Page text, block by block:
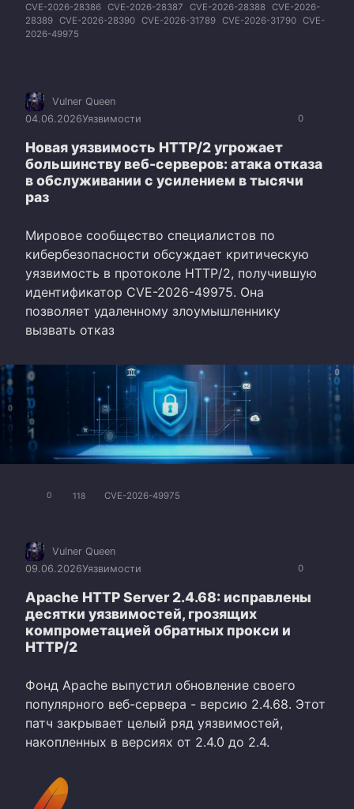
CVE-2026-28386 CVE-2026-28387 CVE-2026-28388 CVE-2026-
28389 CVE-2026-28390 CVE-2026-31789 CVE-2026-31790 CVE-
2026-49975
0
Vulner Queen
04.06.2026Уязвимости
Новая уязвимость HTTP/2 угрожает
большинству веб-серверов: атака отказа
в обслуживании с усилением в тысячи
раз
Мировое сообщество специалистов по
кибербезопасности обсуждает критическую
уязвимость в протоколе HTTP/2, получившую
идентификатор CVE-2026-49975. Она
позволяет удаленному злоумышленнику
вызвать отказ
0 118 CVE-2026-49975
0
Vulner Queen
09.06.2026Уязвимости
Apache HTTP Server 2.4.68: исправлены
десятки уязвимостей, грозящих
компрометацией обратных прокси и
HTTP/2
Фонд Apache выпустил обновление своего
популярного веб-сервера - версию 2.4.68. Этот
патч закрывает целый ряд уязвимостей,
накопленных в версиях от 2.4.0 до 2.4.